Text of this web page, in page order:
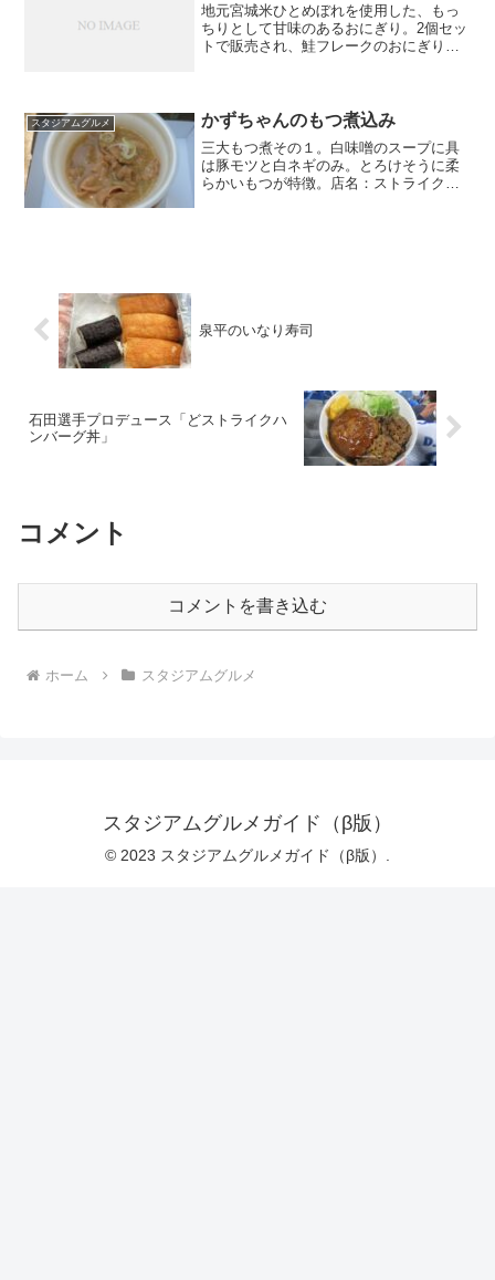
地元宮城米ひとめぼれを使用した、もっ
ちりとして甘味のあるおにぎり。2個セッ
トで販売され、鮭フレークのおにぎり
所：場内バックネット裏コン...
スタジアムグルメ かずちゃんのもつ煮込み
三大もつ煮その１。白味噌のスープに具
は豚モツと白ネギのみ。とろけそうに柔
らかいもつが特徴。店名：ストライク場
泉平のいなり寿司
石田選手プロデュース「どストライクハ
ンバーグ丼」
コメント
コメントを書き込む
ホーム スタジアムグルメ
スタジアムグルメガイド（β版）
© 2023 スタジアムグルメガイド（β版）.